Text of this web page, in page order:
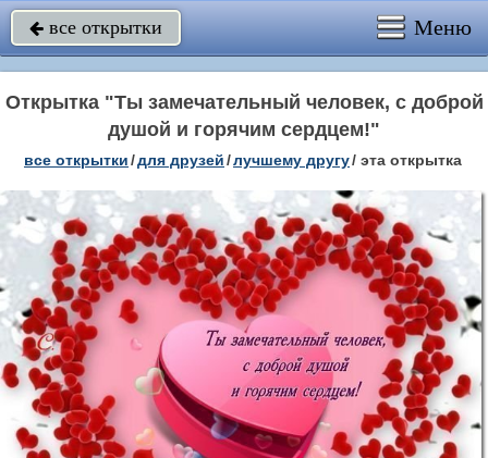
 все открытки Меню
Открытка "Ты замечательный человек, с доброй
душой и горячим сердцем!"
все открытки/для друзей/лучшему другу/ эта открытка